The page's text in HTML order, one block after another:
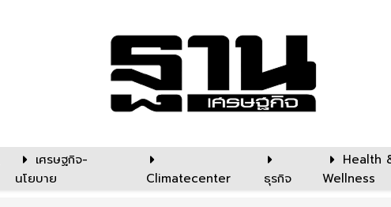
เศรษฐกิจ-
นโยบาย
Climatecenter ธุรกิจ
Health
Wellness